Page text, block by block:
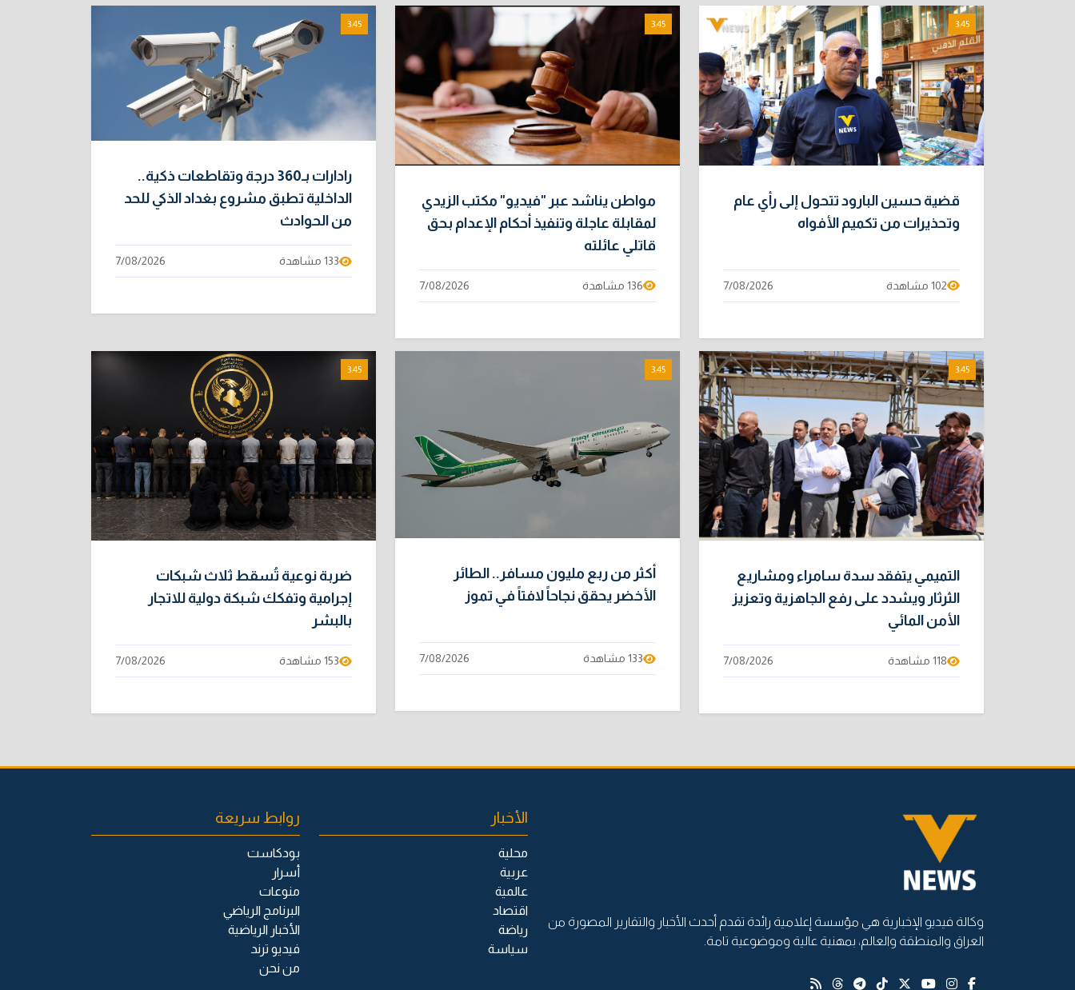
3:45
قضية حسين البارود تتحول إلى رأي عام
وتحذيرات من تكميم الأفواه
102 مشاهدة 7/08/2026
3:45
مواطن يناشد عبر "فيديو" مكتب الزيدي
لمقابلة عاجلة وتنفيذ أحكام الإعدام بحق
قاتلي عائلته
136 مشاهدة 7/08/2026
3:45
رادارات بـ360 درجة وتقاطعات ذكية..
الداخلية تطبق مشروع بغداد الذكي للحد
من الحوادث
133 مشاهدة 7/08/2026
3:45
التميمي يتفقد سدة سامراء ومشاريع
الثرثار ويشدد على رفع الجاهزية وتعزيز
الأمن المائي
118 مشاهدة 7/08/2026
3:45
أكثر من ربع مليون مسافر.. الطائر
الأخضر يحقق نجاحاً لافتاً في تموز
133 مشاهدة 7/08/2026
3:45
ضربة نوعية تُسقط ثلاث شبكات
إجرامية وتفكك شبكة دولية للاتجار
بالبشر
153 مشاهدة 7/08/2026
وكالة فيديو الإخبارية هي مؤسسة إعلامية رائدة تقدم أحدث الأخبار والتقارير المصورة من
العراق والمنطقة والعالم، بمهنية عالية وموضوعية تامة.
الأخبار
محلية
عربية
عالمية
اقتصاد
رياضة
سياسة
روابط سريعة
بودكاست
أسرار
منوعات
البرنامج الرياضي
الأخبار الرياضية
فيديو ترند
من نحن